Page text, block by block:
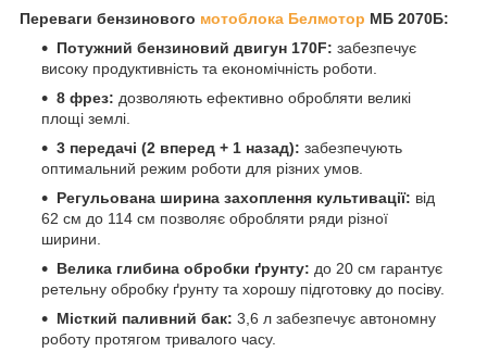
Переваги бензинового мотоблока Белмотор МБ 2070Б:
Потужний бензиновий двигун 170F: забезпечує
високу продуктивність та економічність роботи.
8 фрез: дозволяють ефективно обробляти великі
площі землі.
3 передачі (2 вперед + 1 назад): забезпечують
оптимальний режим роботи для різних умов.
Регульована ширина захоплення культивації: від
62 см до 114 см позволяє обробляти ряди різної
ширини.
Велика глибина обробки ґрунту: до 20 см гарантує
ретельну обробку ґрунту та хорошу підготовку до посіву.
Місткий паливний бак: 3,6 л забезпечує автономну
роботу протягом тривалого часу.